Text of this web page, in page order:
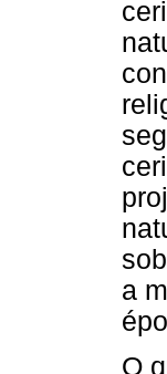
a
O